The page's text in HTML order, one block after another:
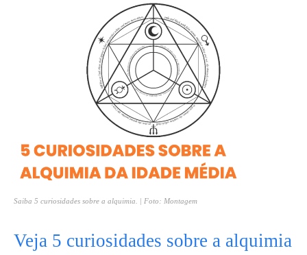
Saiba 5 curiosidades sobre a alquimia. | Foto: Montagem
Veja 5 curiosidades sobre a alquimia